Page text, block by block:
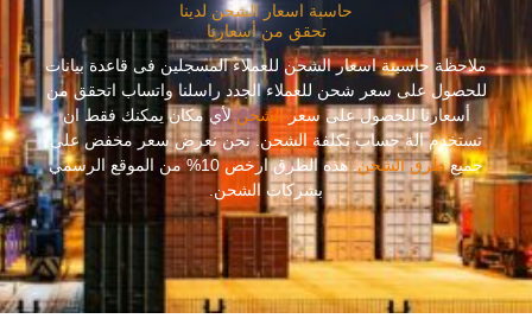
حاسبة اسعار الشحن لدينا
تحقق من أسعارنا
ملاحظة حاسبىة اسعار الشحن للعملاء المسجلين فى قاعدة بيانات
للحصول على سعر شحن للعملاء الجدد راسلنا واتساب اتحقق من
أسعارنا للحصول على سعرالشحنلأي مكان يمكنك فقط ان
تستخدم الة حساب تكلفة الشحن. نحن نعرض سعر مخفض على
جميعطرق الشحن
. هذه الطرق ارخص 10% من الموقع الرسمي
بشركات الشحن.